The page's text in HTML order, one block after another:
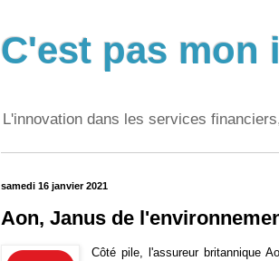
C'est pas mon
L'innovation dans les services
samedi 16 janvier 2021
Aon, Janus de
Côté pile, l'assureur britannique